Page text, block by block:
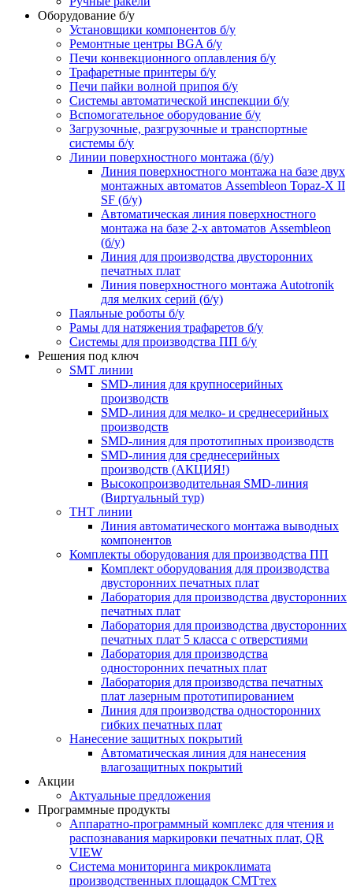
Оборудование б/у
Установщики компонентов б/у
Ремонтные центры BGA б/у
Печи конвекционного оплавления б/у
Трафаретные принтеры б/у
Печи пайки волной припоя б/у
Системы автоматической инспекции б/у
Вспомогательное оборудование б/у
Загрузочные, разгрузочные и транспортные
системы б/у
Линии поверхностного монтажа (б/у)
Линия поверхностного монтажа на базе двух
монтажных автоматов Assembleon Topaz-X II
SF (б/у)
Автоматическая линия поверхностного
монтажа на базе 2-х автоматов Assembleon
(б/у)
Линия для производства двусторонних
печатных плат
Линия поверхностного монтажа Autotronik
для мелких серий (б/у)
Паяльные роботы б/у
Рамы для натяжения трафаретов б/у
Системы для производства ПП б/у
Решения под ключ
SMT линии
SMD-линия для крупносерийных
производств
SMD-линия для мелко- и среднесерийных
производств
SMD-линия для прототипных производств
SMD-линия для среднесерийных
производств (АКЦИЯ!)
Высокопроизводительная SMD-линия
(Виртуальный тур)
THT линии
Линия автоматического монтажа выводных
компонентов
Комплекты оборудования для производства ПП
Комплект оборудования для производства
двусторонних печатных плат
Лаборатория для производства двусторонних
печатных плат
Лаборатория для производства двусторонних
печатных плат 5 класса с отверстиями
Лаборатория для производства
односторонних печатных плат
Лаборатория для производства печатных
плат лазерным прототипированием
Линия для производства односторонних
гибких печатных плат
Нанесение защитных покрытий
Автоматическая линия для нанесения
влагозащитных покрытий
Акции
Актуальные предложения
Программные продукты
Аппаратно-программный комплекс для чтения и
распознавания маркировки печатных плат, QR
VIEW
Система мониторинга микроклимата
производственных площадок СМТтех